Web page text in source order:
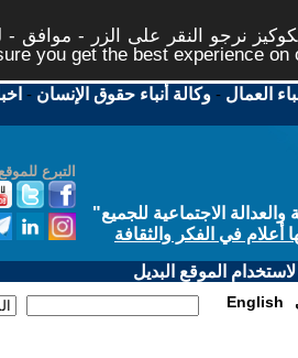
نرجو النقر على الزر - موافق -
you get the best experience on
العمال -وكالة أنباء حقوق الإنسان -
التبرع
الاجتماعية للجميع"
أعلام في الفكر والثقافة
الموقع البديل
English